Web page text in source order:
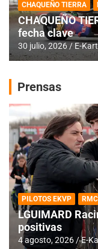
CHAQUEÑO TIERRA
CHAQUEÑO
fecha clave
30 julio, 2026 E-Kart
Prensas
PILOTOS EKVP
LGUIMARD
positivas
4 agosto, 2026 E-